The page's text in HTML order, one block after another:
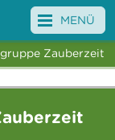
MENÜ
Zauberzeit